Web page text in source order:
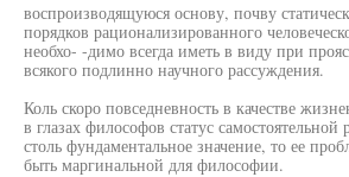
воспроизводящуюся основу, почву
порядков рационализированного
необхо- -димо всегда иметь в виду при
всякого подлинно научного рассуждения.
Коль скоро повседневность в качестве
в глазах философов статус
столь фундаментальное значение, то ее
быть маргинальной для философии.